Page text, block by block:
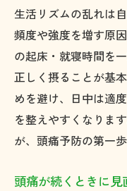
生活リズムの乱れは
頻度や強度を増す原
の起床・就寝時間を
正しく摂ることが基
めを避け、日中は適
を整えやすくなりま
が、頭痛予防の第一歩
頭痛が続くときに